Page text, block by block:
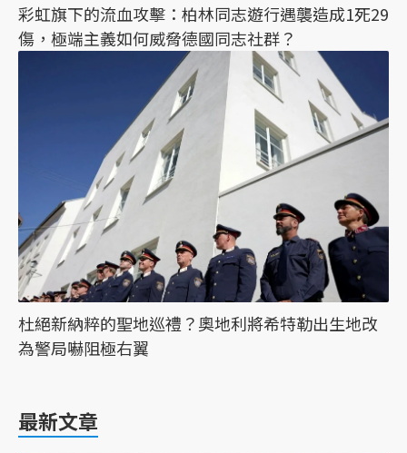
彩虹旗下的流血攻擊：柏林同志遊行遇襲造成1死29
傷，極端主義如何威脅德國同志社群？
杜絕新納粹的聖地巡禮？奧地利將希特勒出生地改
為警局嚇阻極右翼
最新文章